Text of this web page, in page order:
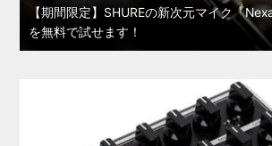
【期間限定】SHUREの新次元マイク「
を無料で試せます！